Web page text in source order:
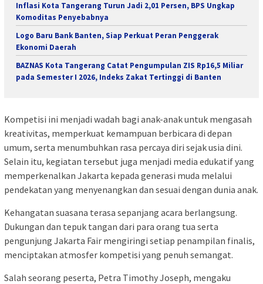
Inflasi Kota Tangerang Turun Jadi 2,01 Persen, BPS Ungkap
Komoditas Penyebabnya
Logo Baru Bank Banten, Siap Perkuat Peran Penggerak
Ekonomi Daerah
BAZNAS Kota Tangerang Catat Pengumpulan ZIS Rp16,5 Miliar
pada Semester I 2026, Indeks Zakat Tertinggi di Banten
Kompetisi ini menjadi wadah bagi anak-anak untuk mengasah
kreativitas, memperkuat kemampuan berbicara di depan
umum, serta menumbuhkan rasa percaya diri sejak usia dini.
Selain itu, kegiatan tersebut juga menjadi media edukatif yang
memperkenalkan Jakarta kepada generasi muda melalui
pendekatan yang menyenangkan dan sesuai dengan dunia anak.
Kehangatan suasana terasa sepanjang acara berlangsung.
Dukungan dan tepuk tangan dari para orang tua serta
pengunjung Jakarta Fair mengiringi setiap penampilan finalis,
menciptakan atmosfer kompetisi yang penuh semangat.
Salah seorang peserta, Petra Timothy Joseph, mengaku